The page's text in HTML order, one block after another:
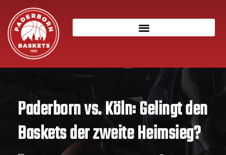
Paderborn vs. Köln: Gelingt den
Baskets der zweite Heimsieg?